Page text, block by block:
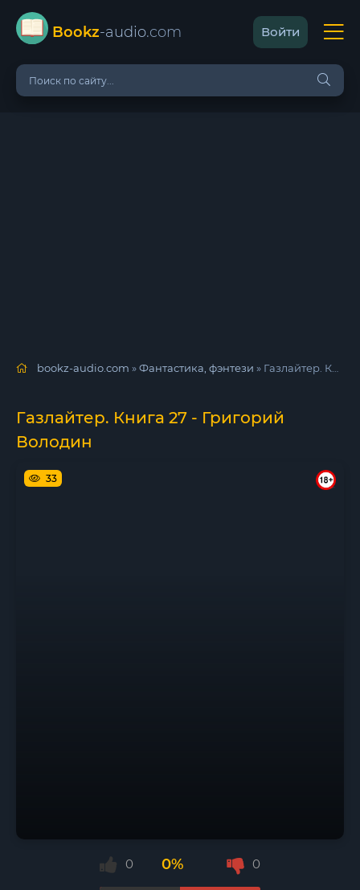
Bookz-audio.com Войти
bookz-audio.com »Фантастика, фэнтези » Газлайтер. Книга 27 - Григорий Володин
Газлайтер. Книга 27 - Григорий
Володин
33
0 0% 0